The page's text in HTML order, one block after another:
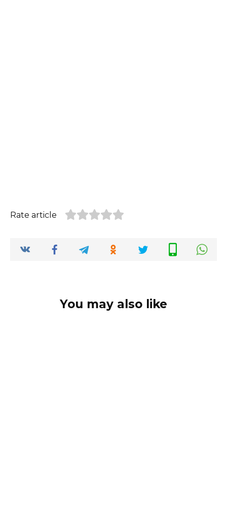
Rate article
You may also like